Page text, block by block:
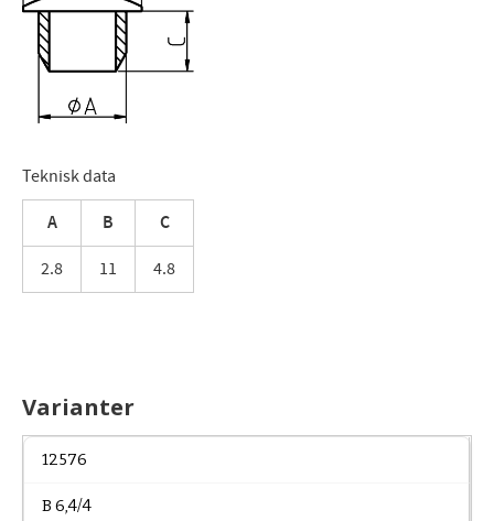
Teknisk data
A B C
2.8 11 4.8
Varianter
12576
B 6,4/4